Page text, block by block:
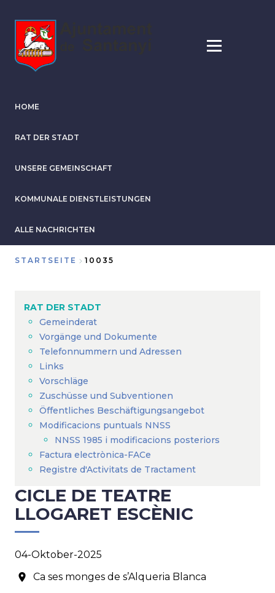
zum
Inhalt
HOME
RAT DER STADT
UNSERE GEMEINSCHAFT
KOMMUNALE DIENSTLEISTUNGEN
ALLE NACHRICHTEN
STARTSEITE 10035
RAT DER STADT
Gemeinderat
Vorgänge und Dokumente
Telefonnummern und Adressen
Links
Vorschläge
Zuschüsse und Subventionen
Öffentliches Beschäftigungsangebot
Modificacions puntuals NNSS
NNSS 1985 i modificacions posteriors
Factura electrònica-FACe
Registre d'Activitats de Tractament
CICLE DE TEATRE
LLOGARET ESCÈNIC
04-Oktober-2025
Ca ses monges de s’Alqueria Blanca